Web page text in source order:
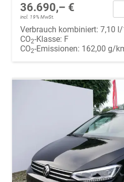
36.690,– €
incl. 19% MwSt.
Verbrauch kombiniert: 7,10
CO2-Klasse: F
CO2-Emissionen: 162,00 g/